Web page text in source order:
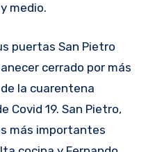
medio.
cerrado por más
la cuarentena
Covid 19. San Pietro,
más importantes